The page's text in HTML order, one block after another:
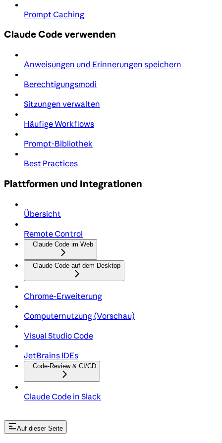
Prompt Caching
Claude Code verwenden
Anweisungen und Erinnerungen speichern
Berechtigungsmodi
Sitzungen verwalten
Häufige Workflows
Prompt-Bibliothek
Best Practices
Plattformen und Integrationen
Übersicht
Remote Control
Claude Code im Web
Claude Code auf dem Desktop
Chrome-Erweiterung
Computernutzung (Vorschau)
Visual Studio Code
JetBrains IDEs
Code-Review & CI/CD
Claude Code in Slack
Auf dieser Seite